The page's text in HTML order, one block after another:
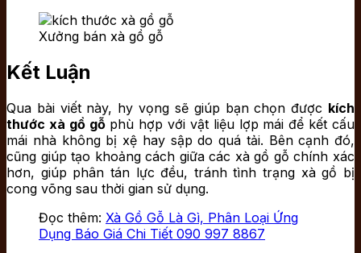
Xưởng bán xà gồ gỗ
Kết Luận
Qua bài viết này, hy vọng sẽ giúp bạn chọn được kích
thước xà gồ gỗphù hợp với vật liệu lợp mái để kết cấu
mái nhà không bị xệ hay sập do quá tải. Bên cạnh đó,
cũng giúp tạo khoảng cách giữa các xà gồ gỗ chính xác
hơn, giúp phân tán lực đều, tránh tình trạng xà gồ bị
cong võng sau thời gian sử dụng.
Đọc thêm: Xà Gồ Gỗ Là Gì, Phân Loại Ứng
Dụng Báo Giá Chi Tiết 090 997 8867